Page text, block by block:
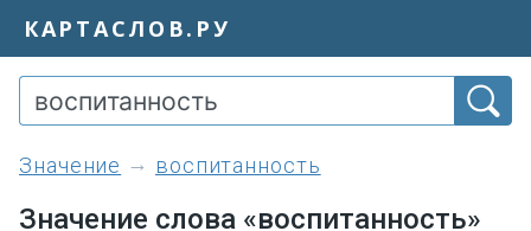
КАРТАСЛОВ.РУ
значение воспитанность
Значение слова «воспитанность»